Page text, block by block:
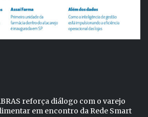
reforça diálogo com o varejo
em encontro da Rede Smart